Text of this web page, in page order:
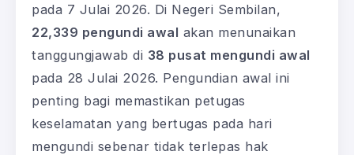
pada 7 Julai 2026. Di Negeri Sembilan,
22,339 pengundi awal akan menunaikan
tanggungjawab di 38 pusat mengundi awal
pada 28 Julai 2026. Pengundian awal ini
penting bagi memastikan petugas
keselamatan yang bertugas pada hari
mengundi sebenar tidak terlepas hak